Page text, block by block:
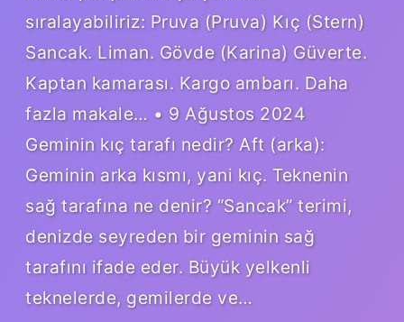
sıralayabiliriz: Pruva (Pruva) Kıç (Stern)
Sancak. Liman. Gövde (Karina) Güverte.
Kaptan kamarası. Kargo ambarı. Daha
fazla makale… • 9 Ağustos 2024
Geminin kıç tarafı nedir? Aft (arka):
Geminin arka kısmı, yani kıç. Teknenin
sağ tarafına ne denir? “Sancak” terimi,
denizde seyreden bir geminin sağ
tarafını ifade eder. Büyük yelkenli
teknelerde, gemilerde ve…